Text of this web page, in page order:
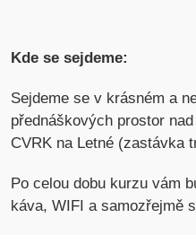
Kde se sejdeme:
Sejdeme se v krásném a
přednáškových prostor
CVRK na Letné (zastávka
Po celou dobu kurzu vám
káva, WIFI a samozřejmě